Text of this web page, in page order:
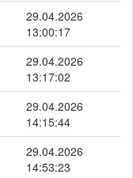
29.04.2026
13:00:17
29.04.2026
13:17:02
29.04.2026
14:15:44
29.04.2026
14:53:23